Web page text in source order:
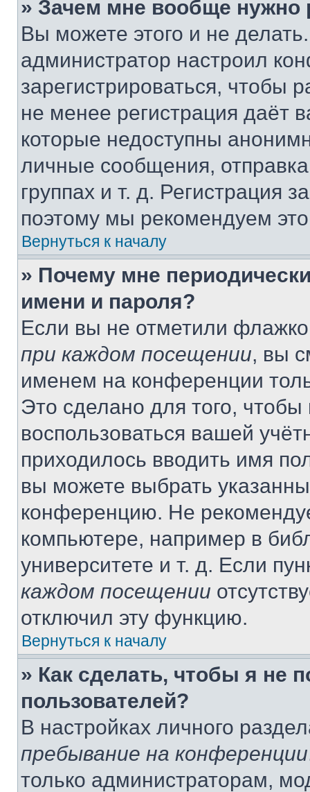
» Зачем мне вообще нужно
Вы можете этого и не
администратор настроил
зарегистрироваться, чтобы
не менее регистрация даёт
которые недоступны
личные сообщения,
группах и т. д. Регистрация
поэтому мы рекомендуем
Вернуться к началу
» Почему мне
имени и пароля?
Если вы не отметили
при каждом посещении, вы
именем на конференции
Это сделано для того, чтобы
воспользоваться вашей
приходилось вводить имя
вы можете выбрать
конференцию. Не
компьютере, например в
университете и т. д. Если
каждом посещении
отключил эту функцию.
Вернуться к началу
» Как сделать, чтобы я не
пользователей?
В настройках личного
пребывание на конференции
только администраторам,